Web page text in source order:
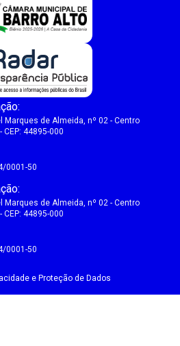
de Barro Alto-BA
Marques de Almeida, nº 02 - Centro
CEP: 44895-000
0001-50
Marques de Almeida, nº 02 - Centro
CEP: 44895-000
0001-50
e Proteção de Dados